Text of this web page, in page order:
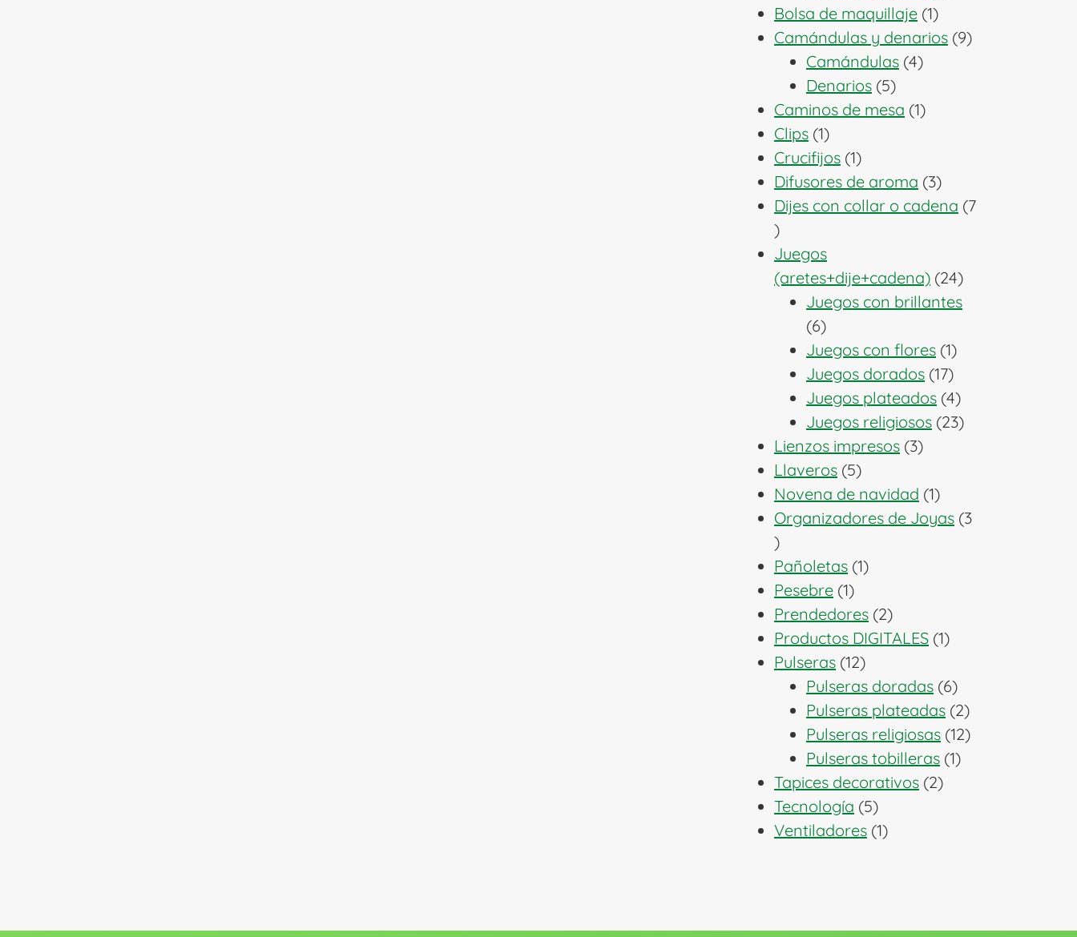
Bolsa de maquillaje 11
producto
Camándulas y denarios 99
Camándulas 44
Denarios 55
productos
Caminos de mesa 11
Clips 11
producto
Crucifijos 11
producto
Difusores de aroma 33
productos
Dijes con collar o cadena 7
7
productos
Juegos
(aretes+dije+cadena) 2424
productos
Juegos con brillantes
66
productos
Juegos con flores 11
producto
Juegos dorados 1717
productos
Juegos plateados 44
productos
Juegos religiosos 2323
Lienzos impresos 33
Llaveros 55
productos
Novena de navidad 11
producto
Organizadores de Joyas 3
3
productos
Pañoletas 11
Pesebre 11
producto
Prendedores 22
productos
Productos DIGITALES 11
Pulseras 1212
productos
Pulseras doradas 66
productos
Pulseras plateadas 22
productos
Pulseras religiosas 1212
Pulseras tobilleras 11
Tapices decorativos 22
Tecnología 55
productos
Ventiladores 11